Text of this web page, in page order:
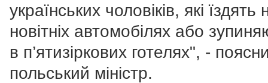
українських чоловіків, які їздять
новітніх автомобілях або
в п’ятизіркових готелях", -
польський міністр.